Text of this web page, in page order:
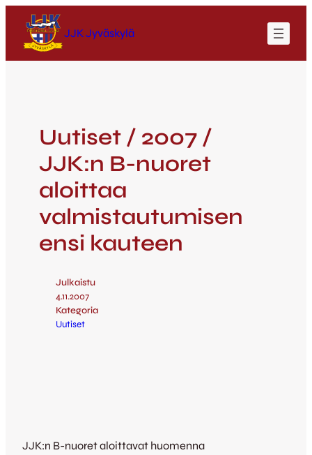
JJK Jyväskylä
Uutiset / 2007 /
JJK:n B-nuoret
aloittaa
valmistautumisen
ensi kauteen
Julkaistu
4.11.2007
Kategoria
Uutiset
JJK:n B-nuoret aloittavat huomenna